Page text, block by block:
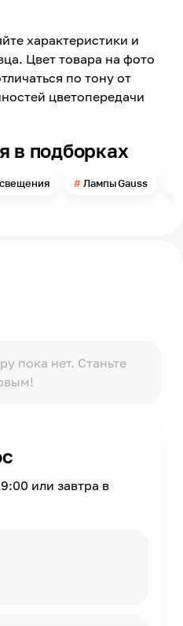
характеристики и
Цвет товара на фото
по тону от
цветопередачи
в подборках
Лампы Gauss
пока нет. Станьте
или завтра в